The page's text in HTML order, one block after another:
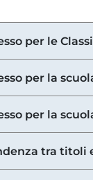
per le
per la
per la
tra titoli